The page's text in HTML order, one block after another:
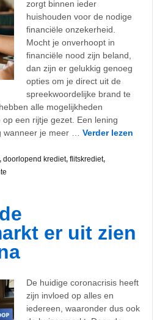
zorgt binnen ieder
huishouden voor de nodige
financiële onzekerheid.
Mocht je onverhoopt in
financiële nood zijn beland,
dan zijn er gelukkig genoeg
opties om je direct uit de
spreekwoordelijke brand te
alle mogelijkheden
een rijtje gezet. Een lening
wanneer je meer … Verder lezen
, doorlopend krediet, flitskrediet,
er uit zien
De huidige coronacrisis heeft
zijn invloed op alles en
iedereen, waaronder dus ook